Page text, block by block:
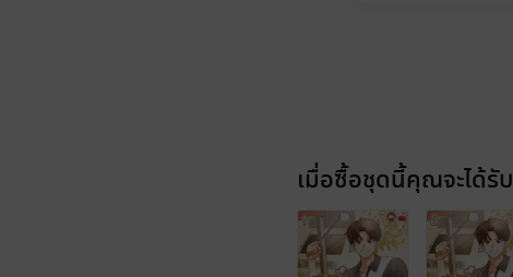
เมื่อซื้อชุดนี้คุณจะได้รับ